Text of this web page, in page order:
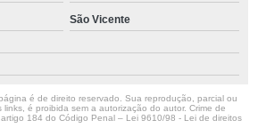
São Vicente
é de direito reservado. Sua reprodução, parcial ou
é proibida sem a autorização do autor. Crime de
184 do Código Penal – Lei 9610/98 - Lei de direitos